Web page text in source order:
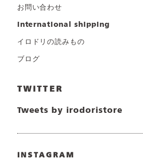
お問い合わせ
international shipping
イロドリの読みもの
ブログ
TWITTER
Tweets by irodoristore
INSTAGRAM